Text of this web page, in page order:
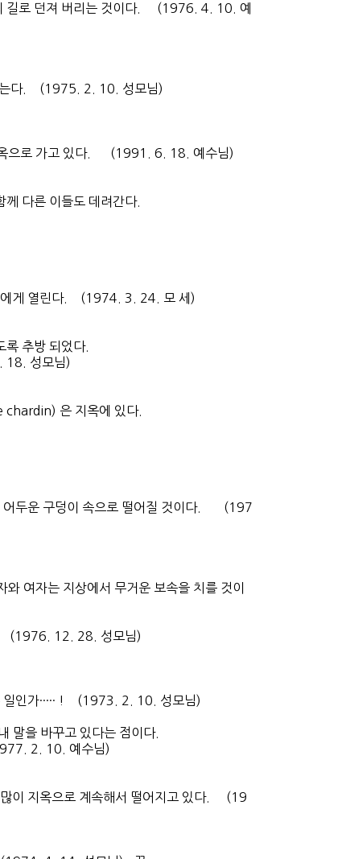
길로 던져 버리는 것이다. (1976. 4. 10. 예
는다. (1975. 2. 10. 성모님)
옥으로 가고 있다. (1991. 6. 18. 예수님)
다른 이들도 데려간다.
에게 열린다. (1974. 3. 24. 모 세)
록 추방 되었다.
18. 성모님)
chardin) 은 지옥에 있다.
어두운 구덩이 속으로 떨어질 것이다. (197
여자는 지상에서 무거운 보속을 치를 것이
. (1976. 12. 28. 성모님)
일인가····· ! (1973. 2. 10. 성모님)
말을 바꾸고 있다는 점이다.
2. 10. 예수님)
많이 지옥으로 계속해서 떨어지고 있다. (19